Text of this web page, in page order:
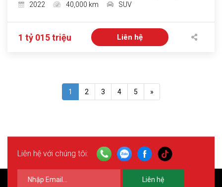
2022
40,000 km SUV
1 tỷ 015 triệu Liên hệ
1 2 3 4 5 »
Liên hệ với chúng tôi:
Liên hệ